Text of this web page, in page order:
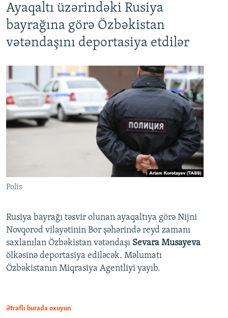
Ayaqaltı üzərindəki Rusiya
bayrağına görə Özbəkistan
vətəndaşını deportasiya etdilər
Polis
Rusiya bayrağı təsvir olunan ayaqaltıya görə Nijni
Novqorod vilayətinin Bor şəhərində reyd zamanı
saxlanılan Özbəkistan vətəndaşı Sevara Musayeva
ölkəsinə deportasiya ediləcək. Məlumatı
Özbəkistanın Miqrasiya Agentliyi yayıb.
Ətraflı burada oxuyun